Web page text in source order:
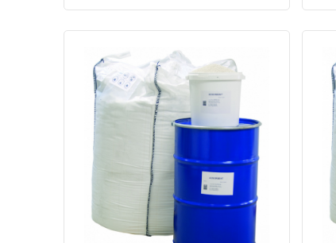
Быстрый просмотрДобавить к сравнениюДобавить в избранное